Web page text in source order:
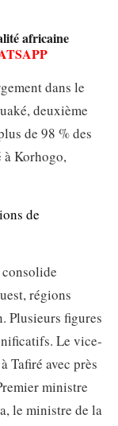
africaine
dans le
deuxième
de 98 % des
à Korhogo,
de
régions
Plusieurs figures
Le vice-
Tafiré avec près
ministre
le ministre de la